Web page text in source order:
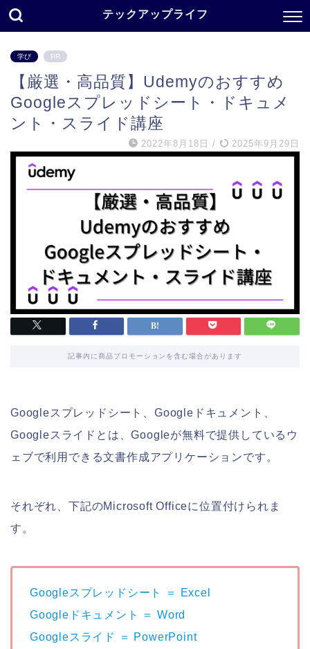
テックアップライフ
学び PR
【厳選・高品質】Udemyのおすすめ
Googleスプレッドシート・ドキュメ
ント・スライド講座
2022年8月18日 / 2025年9月29日
記事内に商品プロモーションを含む場合があります
Googleスプレッドシート、Googleドキュメント、
Googleスライドとは、Googleが無料で提供しているウ
ェブで利用できる文書作成アプリケーションです。
それぞれ、下記のMicrosoft Officeに位置付けられま
す。
Googleスプレッドシート ＝ Excel
Googleドキュメント ＝ Word
Googleスライド ＝ PowerPoint